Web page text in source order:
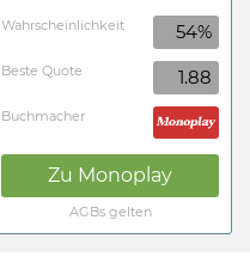
Wahrscheinlichkeit 54%
Beste Quote 1.88
Buchmacher
Zu Monoplay
AGBs gelten